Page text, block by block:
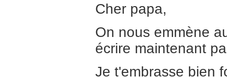
Cher papa,
On nous emmène
écrire maintenant
Je t'embrasse bien